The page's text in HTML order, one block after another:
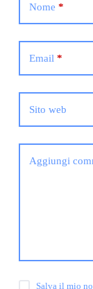
Nome *
Email *
Sito web
Aggiungi
Salva il mio